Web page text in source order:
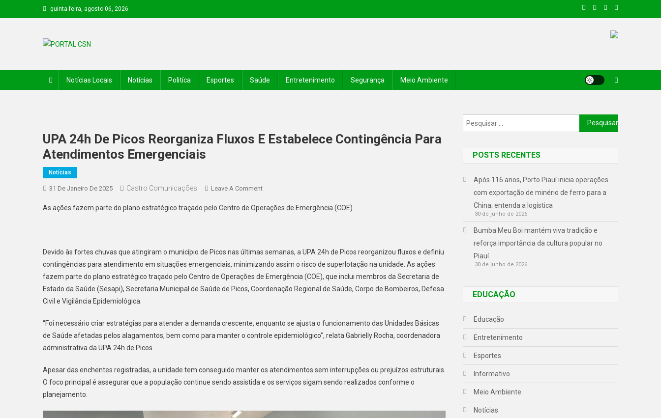
quinta-feira, agosto 06, 2026
Notícias Locais Notícias Politíca Esportes Saúde Entretenimento Segurança Meio Ambiente
UPA 24h De Picos Reorganiza Fluxos E Estabelece Contingência Para
Atendimentos Emergenciais
Notícias
31 De Janeiro De 2025 Castro Comunicações Leave A Comment
As ações fazem parte do plano estratégico traçado pelo Centro de Operações de Emergência (COE).
Devido às fortes chuvas que atingiram o município de Picos nas últimas semanas, a UPA 24h de Picos reorganizou fluxos e definiu
contingências para atendimento em situações emergenciais, minimizando assim o risco de superlotação na unidade. As ações
fazem parte do plano estratégico traçado pelo Centro de Operações de Emergência (COE), que inclui membros da Secretaria de
Estado da Saúde (Sesapi), Secretaria Municipal de Saúde de Picos, Coordenação Regional de Saúde, Corpo de Bombeiros, Defesa
Civil e Vigilância Epidemiológica.
“Foi necessário criar estratégias para atender a demanda crescente, enquanto se ajusta o funcionamento das Unidades Básicas
de Saúde afetadas pelos alagamentos, bem como para manter o controle epidemiológico”, relata Gabrielly Rocha, coordenadora
administrativa da UPA 24h de Picos.
Apesar das enchentes registradas, a unidade tem conseguido manter os atendimentos sem interrupções ou prejuízos estruturais.
O foco principal é assegurar que a população continue sendo assistida e os serviços sigam sendo realizados conforme o
planejamento.
POSTS RECENTES
Após 116 anos, Porto Piauí inicia operações
com exportação de minério de ferro para a
China; entenda a logística
30 de junho de 2026
Bumba Meu Boi mantém viva tradição e
reforça importância da cultura popular no
Piauí
30 de junho de 2026
EDUCAÇÃO
Educação
Entretenimento
Esportes
Informativo
Meio Ambiente
Notícias